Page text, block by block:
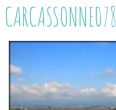
CARCASSONNE078